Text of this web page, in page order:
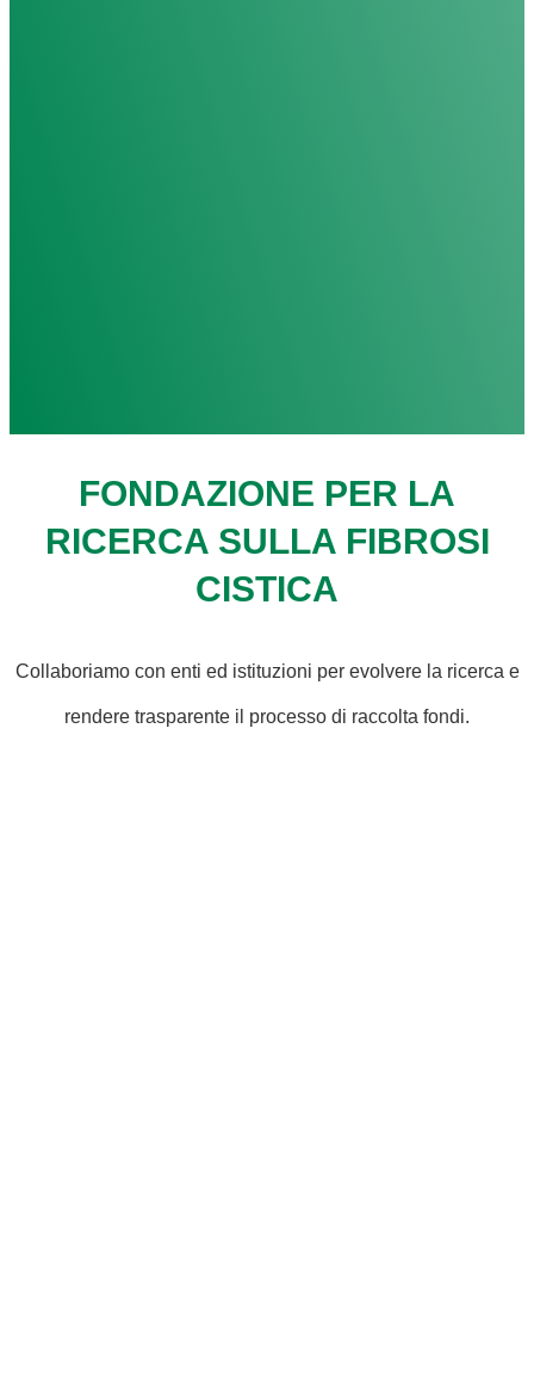
FONDAZIONE PER LA
RICERCA SULLA FIBROSI
CISTICA
Collaboriamo con enti ed istituzioni per evolvere la ricerca e
rendere trasparente il processo di raccolta fondi.